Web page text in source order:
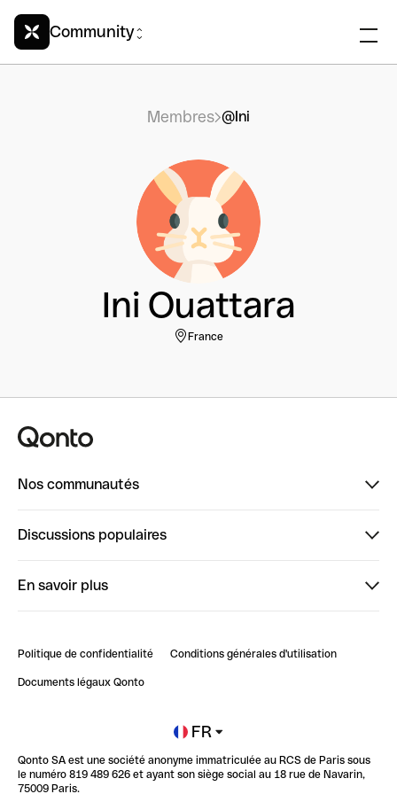
Community
Membres @Ini
Ini Ouattara
France
Nos communautés
ClubQonto
Discussions populaires
Impact de l'IA sur les carrières/productivité
En savoir plus
Blog
Newsroom
Glossaire finance
Politique de confidentialité Conditions générales d'utilisation
Documents légaux Qonto
FR
Qonto SA est une société anonyme immatriculée au RCS de Paris sous
le numéro 819 489 626 et ayant son siège social au 18 rue de Navarin,
75009 Paris.